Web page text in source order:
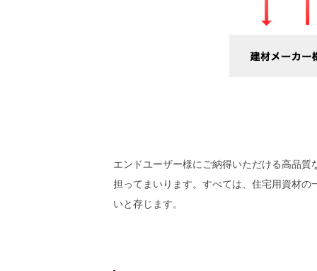
エンドユーザー様にご納得いただける高品
担ってまいります。すべては、住宅用資材
いと存じます。